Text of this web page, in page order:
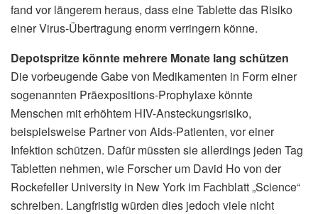
fand vor längerem heraus, dass eine Tablette das Risiko
einer Virus-Übertragung enorm verringern könne.
Depotspritze könnte mehrere Monate lang schützen
Die vorbeugende Gabe von Medikamenten in Form einer
sogenannten Präexpositions-Prophylaxe könnte
Menschen mit erhöhtem HIV-Ansteckungsrisiko,
beispielsweise Partner von Aids-Patienten, vor einer
Infektion schützen. Dafür müssten sie allerdings jeden Tag
Tabletten nehmen, wie Forscher um David Ho von der
Rockefeller University in New York im Fachblatt „Science“
schreiben. Langfristig würden dies jedoch viele nicht